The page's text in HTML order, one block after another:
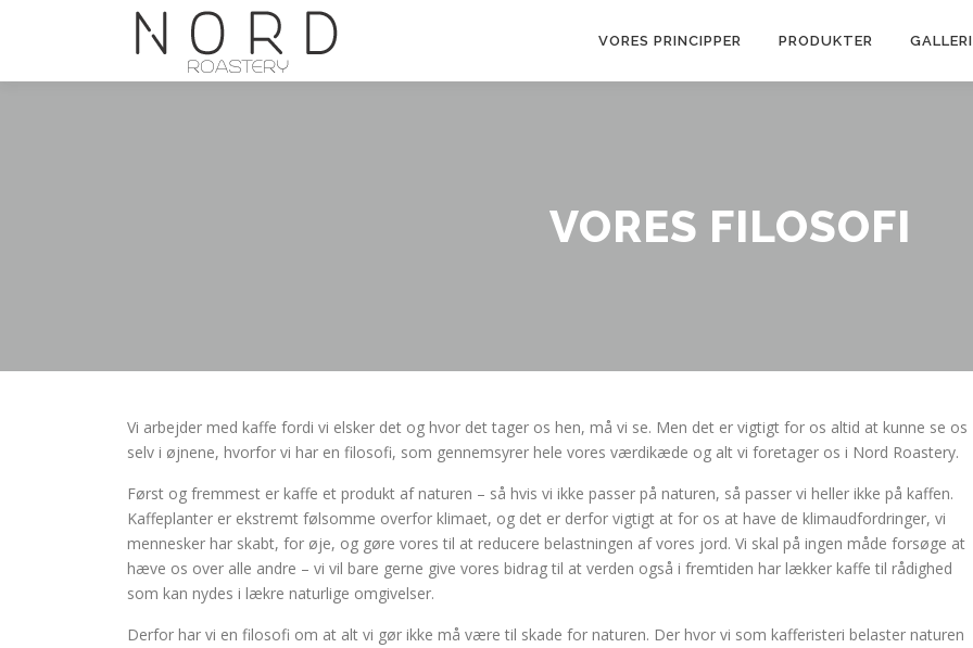
VORES PRINCIPPER PRODUKTER GALLERI
VORES FILOSOFI
Vi arbejder med kaffe fordi vi elsker det og hvor det tager os hen, må vi se. Men det er vigtigt for os altid at kunne se os
selv i øjnene, hvorfor vi har en filosofi, som gennemsyrer hele vores værdikæde og alt vi foretager os i Nord Roastery.
Først og fremmest er kaffe et produkt af naturen – så hvis vi ikke passer på naturen, så passer vi heller ikke på kaffen.
Kaffeplanter er ekstremt følsomme overfor klimaet, og det er derfor vigtigt at for os at have de klimaudfordringer, vi
mennesker har skabt, for øje, og gøre vores til at reducere belastningen af vores jord. Vi skal på ingen måde forsøge at
hæve os over alle andre – vi vil bare gerne give vores bidrag til at verden også i fremtiden har lækker kaffe til rådighed
som kan nydes i lækre naturlige omgivelser.
Derfor har vi en filosofi om at alt vi gør ikke må være til skade for naturen. Der hvor vi som kafferisteri belaster naturen